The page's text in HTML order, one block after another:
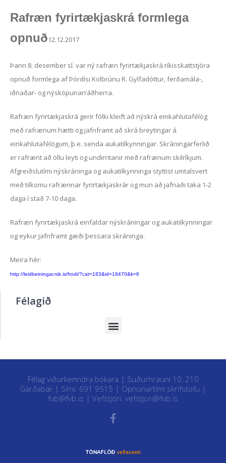
Rafræn fyrirtækjaskrá formlega
opnuð12.12.2017
Þann 8. desember sl. var ný rafræn fyrirtækjaskrá ríkisskattstjóra
opnuð formlega af Þórdísi Kolbrúnu R. Gylfadóttur, ferðamála-,
iðnaðar- og nýsköpunarráðherra.
Rafræn fyrirtækjaskrá gerir fólki kleift að nýskrá einkahlutafélög
með rafrænum hætti og jafnframt að skrá breytingar á
einkahlutafélögum, þ.e. senda aukatilkynningar. Skráningarferlið
er rafrænt að öllu leyti og undirritanir með rafrænum skilríkjum.
Afgreiðslutími nýskráninga og aukatilkynninga styttist umtalsvert
með tilkomu rafrænnar fyrirtækjaskrár og mun að jafnaði taka 1-2
daga í stað 7-10 daga.
Rafræn fyrirtækjaskrá einfaldar nýskráningar og aukatilkynningar
og eykur jafnframt gæði þessara skráninga.
Meira hér:
http://leidbeiningar.rsk.is/frodi/?cat=183&id=18470&k=6
Félagið
Félag viðurkenndra bókara | Suðurhrauni 10, 210
Garðabæ | Sími: 691 9515 | Opnunartími skrifstofu |
fvb@fvb.is | Vefstjóri: vefstjori@fvb.is